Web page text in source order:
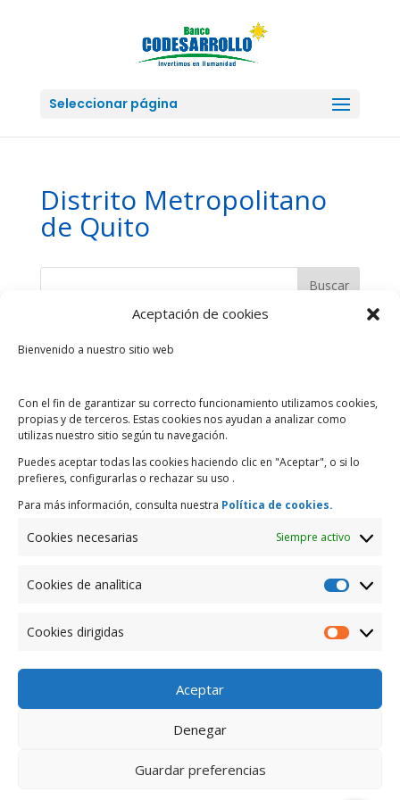
Aceptación de cookies
Bienvenido a nuestro sitio web
Con el fin de garantizar su correcto funcionamiento utilizamos cookies,
propias y de terceros. Estas cookies nos ayudan a analizar como
utilizas nuestro sitio según tu navegación.
Puedes aceptar todas las cookies haciendo clic en "Aceptar", o si lo
prefieres, configurarlas o rechazar su uso .
Para más información, consulta nuestra Política de cookies.
Cookies necesarias Siempre activo
Cookies de analìtica
Cookies
analìtica
Cookies dirigidas
Cookies
Aceptar
Denegar
Guardar preferencias
Seleccionar página
Distrito Metropolitano
de Quito
Tips de Ahorro ¿Cómo planificar el ahorro?
Presencia Internacional
Ahorra y Gana con la “Raspadita de la Suerte”
Comentarios recientes
marzo 2019
Categorías
Meta